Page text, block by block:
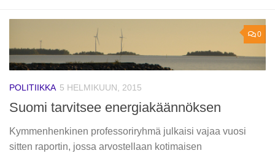
0
POLITIIKKA 5 HELMIKUUN, 2015
Suomi tarvitsee energiakäännöksen
Kymmenhenkinen professoriryhmä julkaisi vajaa vuosi
sitten raportin, jossa arvostellaan kotimaisen